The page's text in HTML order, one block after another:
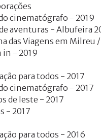
cinematógrafo - 2019
aventuras - Albufeira
das Viagens em Milreu /
in - 2019
para todos - 2017
cinematógrafo - 2017
de leste - 2017
- 2017
para todos - 2016